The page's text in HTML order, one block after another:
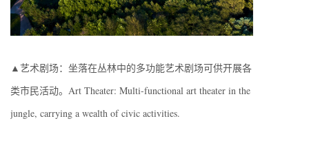
▲艺术剧场：坐落在丛林中的多功能艺术剧场可供开展各
类市民活动。Art Theater: Multi-functional art theater in the
jungle, carrying a wealth of civic activities.